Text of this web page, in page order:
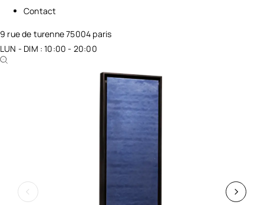
Contact
9 rue de turenne 75004 paris
LUN - DIM : 10:00 - 20:00